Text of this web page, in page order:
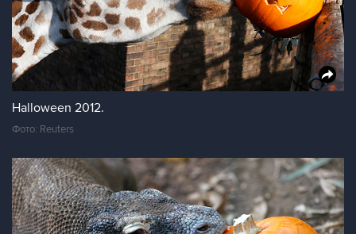
Halloween 2012.
Фото: Reuters